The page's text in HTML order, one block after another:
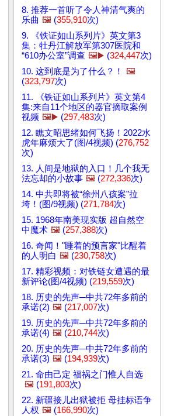
8. 推荐一首听了令人神清气爽的
乐曲 🖼️ (355,910次)
9. 《铁证如山系列片》英文第3
集：牡丹江解放军第307医院和
“610办公室”调查 🖼️▶️ (324,447次)
10. 这到底是为了什么？！
🖼️
(323,797次)
11. 《铁证如山系列片》英文第4
集:来自11个地区的器官摘取案例
视频 🖼️▶️ (297,483次)
12. 瞧文昭思绪如何飞扬！2022水
虎年麻烦大了(图/4视频) (276,752
次)
13. 人间是地狱的入口！几个我无
法忘却的小故事 🖼️ (272,336次)
14. 中共即将被“徐州八孩案”拉
垮！(图/9视频) (271,784次)
15. 1968年南美现实版 超自然空
中魔术 🖼️ (257,388次)
16. 奇闻！"睡着的预言家"比醒着
的人明白 🖼️ (230,758次)
17. 精彩视频：对铁链女遭遇的最
新评论(图/4视频) (219,559次)
18. 历史的先声─中共72年多前的
承诺(2) 🖼️ (217,007次)
19. 历史的先声─中共72年多前的
承诺(4) 🖼️ (210,744次)
20. 历史的先声─中共72年多前的
承诺(3) 🖼️ (194,939次)
21. 命由己定 福祸之门惟人自选
🖼️ (191,803次)
22. 新疆接儿出狱被拒 母挂标语争
人权 🖼️ (166,990次)